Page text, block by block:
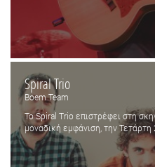
Spiral Trio
Boem Team
Το Spiral Trio επιστρέφει στη
μοναδική εμφάνιση, την